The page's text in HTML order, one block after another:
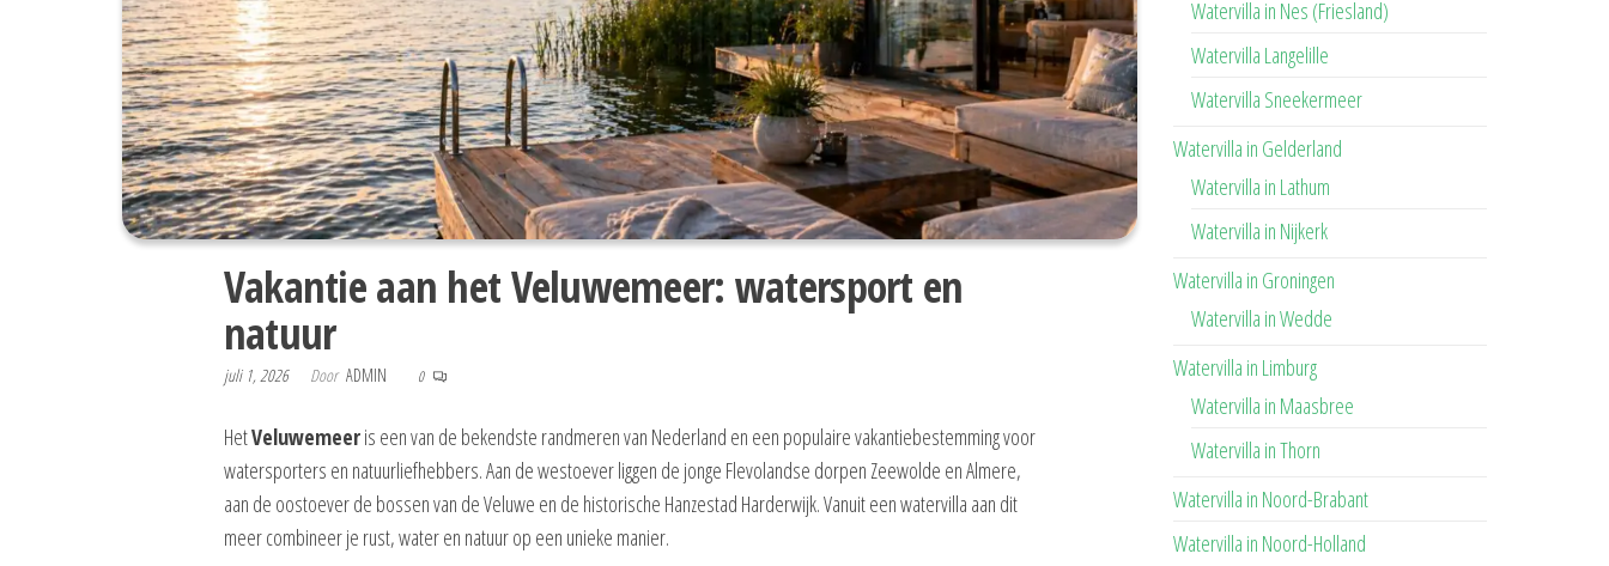
Vakantie aan het Veluwemeer: watersport en
natuur
juli 1, 2026 Door ADMIN 0
HetVeluwemeeris een van de bekendste randmeren van Nederland en een populaire vakantiebestemming voor
watersporters en natuurliefhebbers. Aan de westoever liggen de jonge Flevolandse dorpen Zeewolde en Almere,
aan de oostoever de bossen van de Veluwe en de historische Hanzestad Harderwijk. Vanuit een watervilla aan dit
meer combineer je rust, water en natuur op een unieke manier.
Watervilla in Nes (Friesland)
Watervilla Langelille
Watervilla Sneekermeer
Watervilla in Gelderland
Watervilla in Lathum
Watervilla in Nijkerk
Watervilla in Groningen
Watervilla in Wedde
Watervilla in Limburg
Watervilla in Maasbree
Watervilla in Thorn
Watervilla in Noord-Brabant
Watervilla in Noord-Holland